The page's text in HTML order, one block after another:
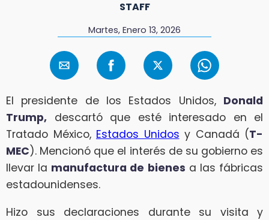
STAFF
Martes, Enero 13, 2026
El presidente de los Estados Unidos, Donald
Trump, descartó que esté interesado en el
Tratado México, Estados Unidos y Canadá (T-
MEC). Mencionó que el interés de su gobierno es
llevar la manufactura de bienes a las fábricas
estadounidenses.
Hizo sus declaraciones durante su visita y